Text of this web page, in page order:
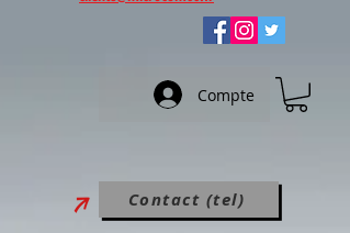
Compte
Contact (tel)